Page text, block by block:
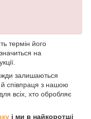
термін його
на
залишаються
співпраця з нашою
всіх, хто обробляє
і ми в найкоротші